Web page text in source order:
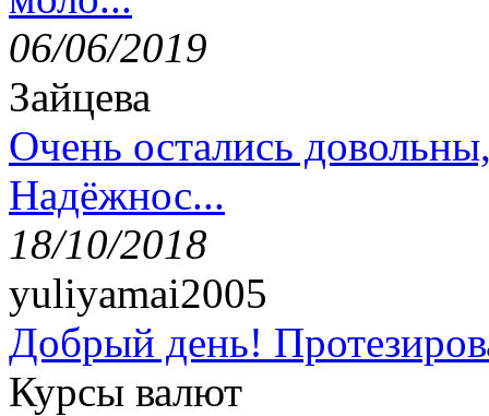
06/06/2019
Зайцева
Очень остались
Надёжнос...
18/10/2018
yuliyamai2005
Добрый день!
Курсы валют